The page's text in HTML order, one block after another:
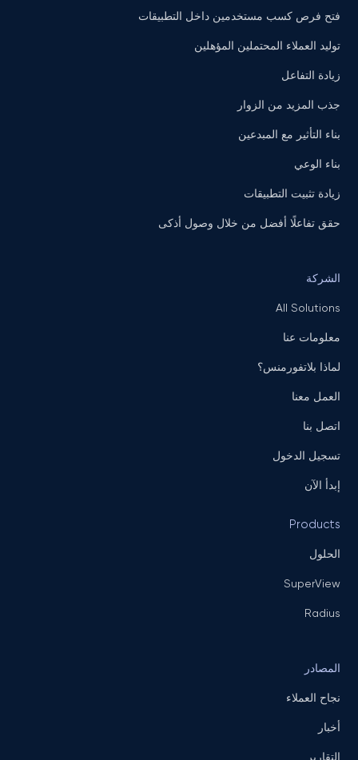
فتح فرص كسب مستخدمين داخل التطبيقات
توليد العملاء المحتملين المؤهلين
زيادة التفاعل
جذب المزيد من الزوار
بناء التأثير مع المبدعين
بناء الوعي
زيادة تثبيت التطبيقات
حقق تفاعلًا أفضل من خلال وصول أذكى
الشركة
All Solutions
معلومات عنا
لماذا بلاتفورمنس؟
العمل معنا
اتصل بنا
تسجيل الدخول
إبدأ الآن
Products
الحلول
SuperView
Radius
المصادر
نجاح العملاء
أخبار
التقارير